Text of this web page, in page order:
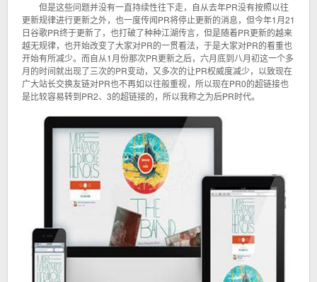
新闻资讯
关于我们
但是这些问题并没有一直持续性往下走，自从去年PR没有按照以往
更新规律进行更新之外，也一度传闻PR将停止更新的消息，但今年1月21
日谷歌PR终于更新了，也打破了种种江湖传言，但是随着PR更新的越来
越无规律，也开始改变了大家对PR的一贯看法，于是大家对PR的看重也
开始有所减少。而自从1月份那次PR更新之后，六月底到八月初这一个多
月的时间就出现了三次的PR变动，又多次的让PR权威度减少，以致现在
广大站长交换友链对PR也不再如以往般重视，所以现在PR0的超链接也
是比较容易转到PR2、3的超链接的，所以我称之为后PR时代。